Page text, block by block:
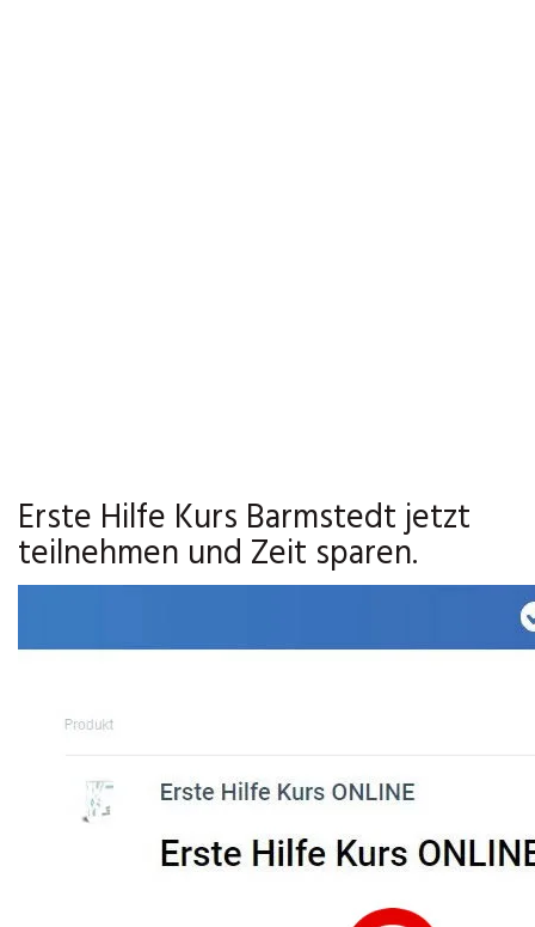
Erste Hilfe Kurs Barmstedt jetzt
teilnehmen und Zeit sparen.